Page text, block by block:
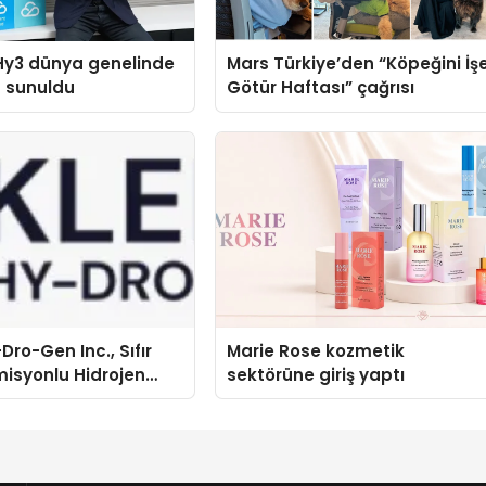
dünya genelinde
sunuldu
Mars Türkiye’den “Köpeğini
Götür Haftası” çağrısı
Gen Inc., Sıfır
Hidrojen
ISO ve
Marie Rose kozmetik
sektörüne giriş yaptı